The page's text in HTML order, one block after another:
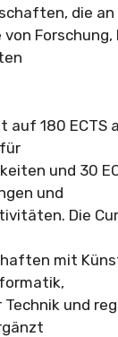
die an
Forschung,
auf 180 ECTS
und 30
und
Die
mit
Technik und